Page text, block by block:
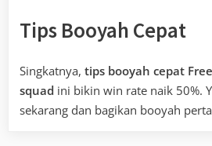
Tips Booyah Cepat
Singkatnya, tips booyah cepat
squad ini bikin win rate naik 50%.
sekarang dan bagikan booyah